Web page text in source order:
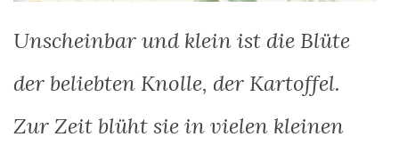
Unscheinbar und klein ist die Blüte
der beliebten Knolle, der Kartoffel.
Zur Zeit blüht sie in vielen kleinen